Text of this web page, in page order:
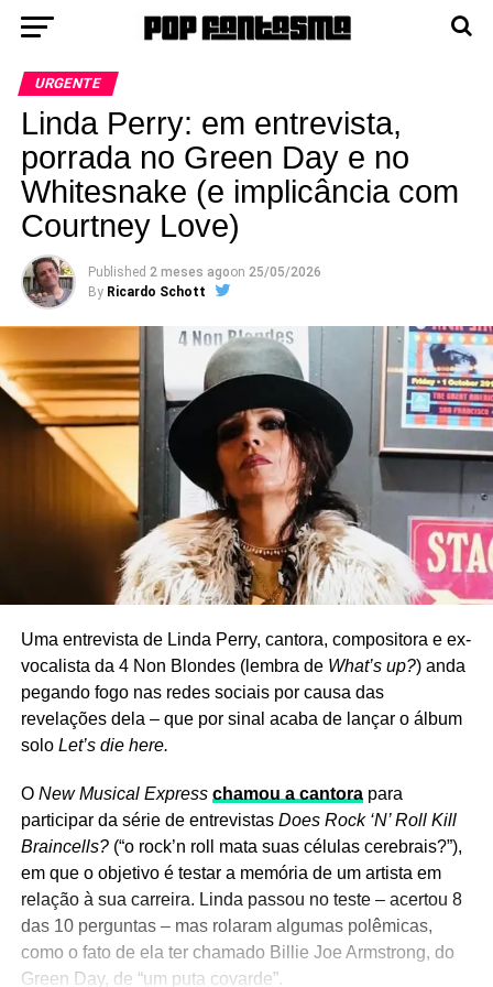
URGENTE
Linda Perry: em entrevista,
porrada no Green Day e no
Whitesnake (e implicância com
Courtney Love)
Published 2 meses agoon 25/05/2026
By Ricardo Schott
Uma entrevista de Linda Perry, cantora, compositora e ex-
vocalista da 4 Non Blondes (lembra deWhat’s up?) anda
pegando fogo nas redes sociais por causa das
revelações dela – que por sinal acaba de lançar o álbum
solo Let’s die here.
O New Musical Express chamou a cantorapara
participar da série de entrevistas Does Rock ‘N’ Roll Kill
Braincells?(“o rock’n roll mata suas células cerebrais?”),
em que o objetivo é testar a memória de um artista em
relação à sua carreira. Linda passou no teste – acertou 8
das 10 perguntas – mas rolaram algumas polêmicas,
como o fato de ela ter chamado Billie Joe Armstrong, do
Green Day, de “um puta covarde”.